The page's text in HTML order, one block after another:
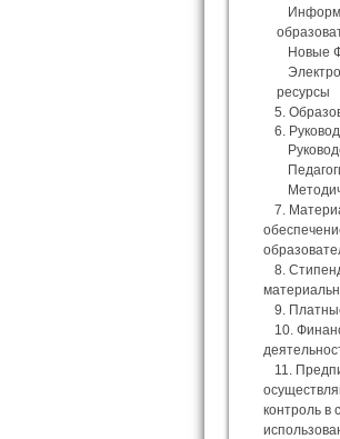
Новые
ресурсы
5.
6.
7.
8.
9.
10.
11.
контроль в